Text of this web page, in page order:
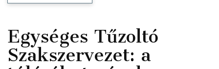
Egységes Tűzoltó
Szakszervezet: a